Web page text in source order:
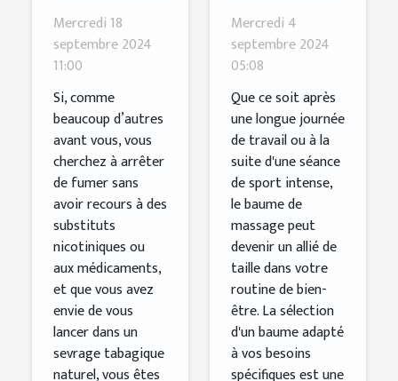
sevrage
tabagique
naturel ?
Mercredi 18
septembre 2024
11:00
Si, comme
beaucoup d’autres
avant vous, vous
cherchez à arrêter
de fumer sans
avoir recours à des
substituts
nicotiniques ou
aux médicaments,
et que vous avez
envie de vous
lancer dans un
sevrage tabagique
naturel, vous êtes
bon baume
de massage
pour vos
besoins
Mercredi 4
septembre 2024
05:08
Que ce soit après
une longue journée
de travail ou à la
suite d'une séance
de sport intense,
le baume de
massage peut
devenir un allié de
taille dans votre
routine de bien-
être. La sélection
d'un baume adapté
à vos besoins
spécifiques est une